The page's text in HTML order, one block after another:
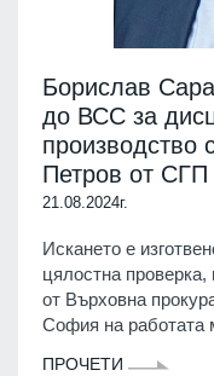
Борислав
до ВСС за
производство
Петров от СГП
21.08.2024г.
Искането е
цялостна
от Върховна
София на работата
ПРОЧЕТИ